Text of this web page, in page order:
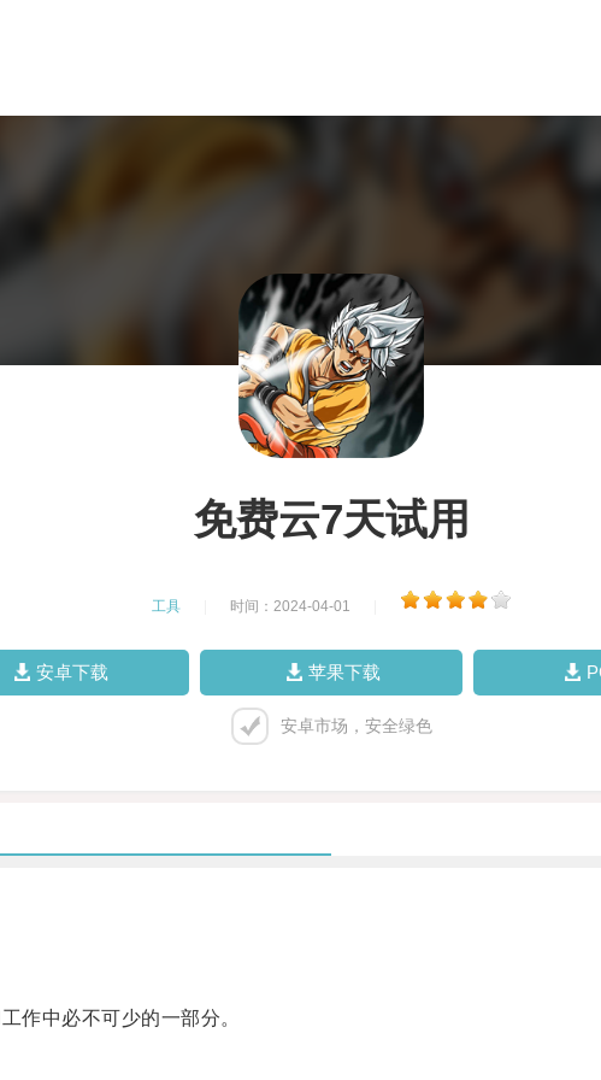
免费云7天试用
工具 时间：2024-04-01
安卓下载 苹果下载
安卓市场，安全绿色
中必不可少的一部分。